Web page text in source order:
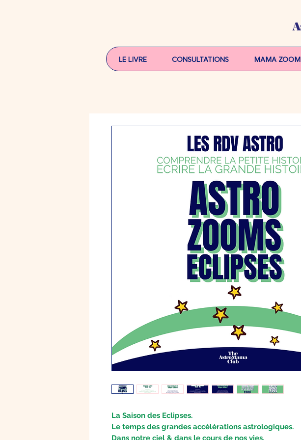
LE LIVRE CONSULTATIONS MAMA ZOOM
La Saison des Eclipses.
Le temps des grandes accélérations astrologiques.
Dans notre ciel & dans le cours de nos vies.